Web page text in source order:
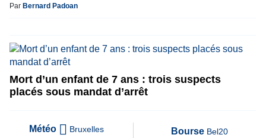
Par Bernard Padoan
Mort d’un enfant de 7 ans : trois suspects
placés sous mandat d’arrêt
Météo Bruxelles Bourse Bel20